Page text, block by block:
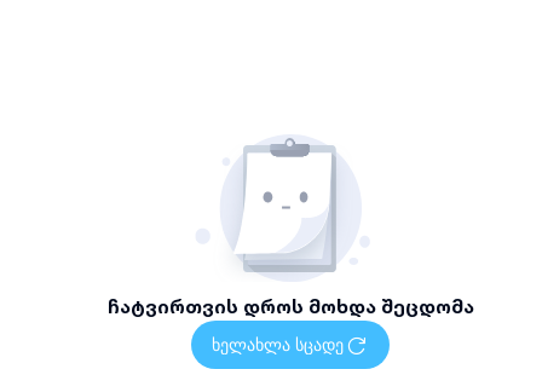
ჩატვირთვის დროს მოხდა შეცდომა
ხელახლა სცადე